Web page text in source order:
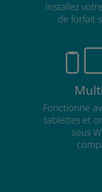
Installez
de forfait
Fonctionne
tablettes et
sous